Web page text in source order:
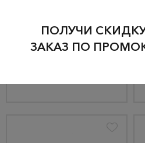
57 296 руб.
ПОЛУЧИ
ЗАКАЗ ПО